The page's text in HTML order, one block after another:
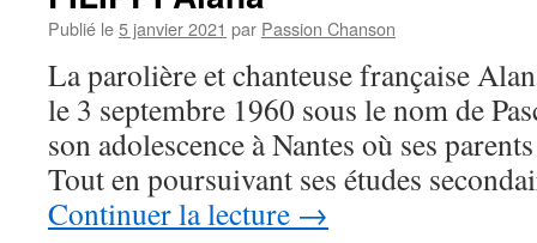
Publié le5 janvier 2021 par Passion Chanson
La parolière et chanteuse française
le 3 septembre 1960 sous le nom de
son adolescence à Nantes où ses
Tout en poursuivant ses études
Continuer la lecture →